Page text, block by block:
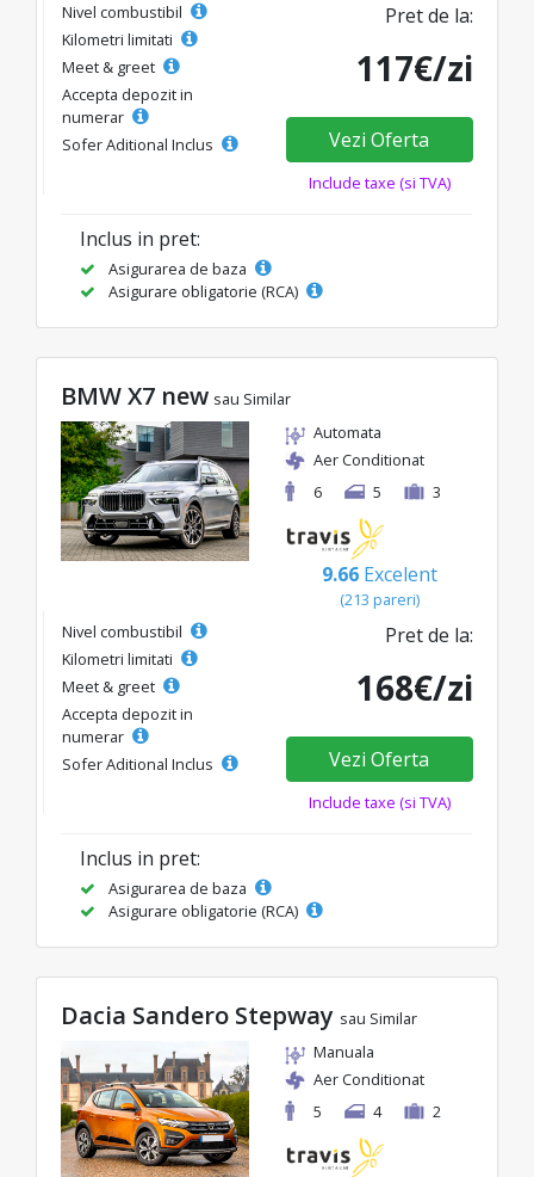
Nivel combustibil
Kilometri limitati
Meet & greet
Accepta depozit in
numerar
Sofer Aditional Inclus
Pret de la:
117€/zi
Vezi Oferta
Include taxe (si TVA)
Inclus in pret:
Asigurarea de baza
Asigurare obligatorie (RCA)
BMW X7 new sau Similar
Automata
Aer Conditionat
6
5 3
9.66 Excelent
(213 pareri)
Nivel combustibil
Kilometri limitati
Meet & greet
Accepta depozit in
numerar
Sofer Aditional Inclus
Pret de la:
168€/zi
Vezi Oferta
Include taxe (si TVA)
Inclus in pret:
Asigurarea de baza
Asigurare obligatorie (RCA)
Dacia Sandero Stepway sau Similar
Manuala
Aer Conditionat
5
4 2